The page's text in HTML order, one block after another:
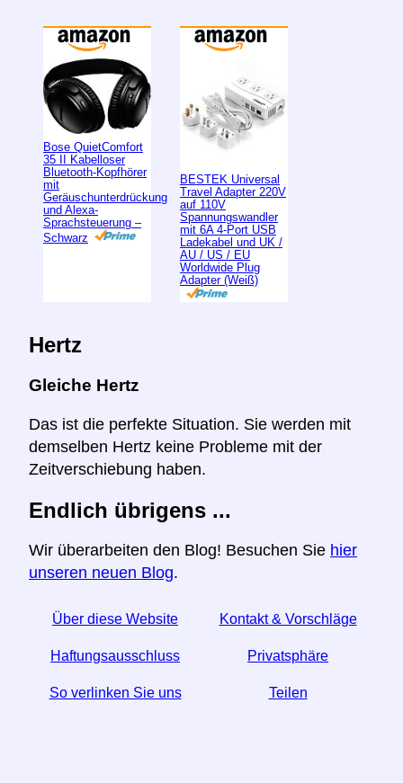
Bose QuietComfort
35 II Kabelloser
Bluetooth-Kopfhörer
mit
Geräuschunterdrückung
und Alexa-
Sprachsteuerung –
Schwarz
BESTEK Universal
Travel Adapter 220V
auf 110V
Spannungswandler
mit 6A 4-Port USB
Ladekabel und UK /
AU / US / EU
Worldwide Plug
Adapter (Weiß)
Hertz
Gleiche Hertz
Das ist die perfekte Situation. Sie werden mit
demselben Hertz keine Probleme mit der
Zeitverschiebung haben.
Endlich übrigens ...
Wir überarbeiten den Blog! Besuchen Sie hier
unseren neuen Blog.
Über diese Website Kontakt & Vorschläge
Haftungsausschluss Privatsphäre
So verlinken Sie uns Teilen